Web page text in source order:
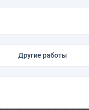
Другие работы